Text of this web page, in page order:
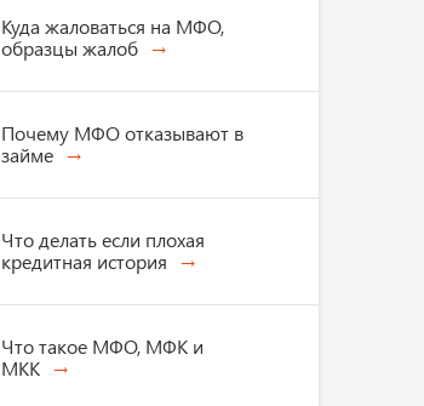
Куда жаловаться на МФО,
образцы жалоб
Почему МФО отказывают в
займе
Что делать если плохая
кредитная история
Что такое МФО, МФК и
МКК